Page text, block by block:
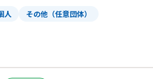
人 その他（任意団体）